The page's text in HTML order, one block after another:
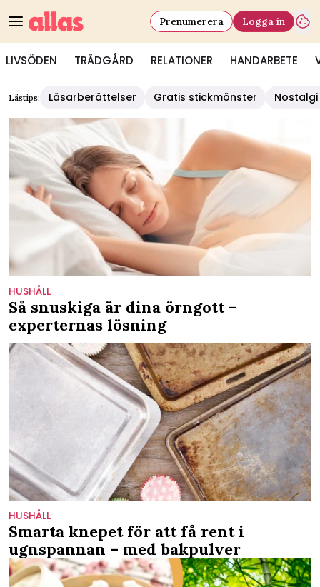
LIVSÖDEN TRÄDGÅRD RELATIONER HANDARBETE
Prenumerera Logga in
Lästips: Läsarberättelser Gratis stickmönster Nostalgi
HUSHÅLL
Så snuskiga är dina örngott –
experternas lösning
HUSHÅLL
Smarta knepet för att få rent i
ugnspannan – med bakpulver